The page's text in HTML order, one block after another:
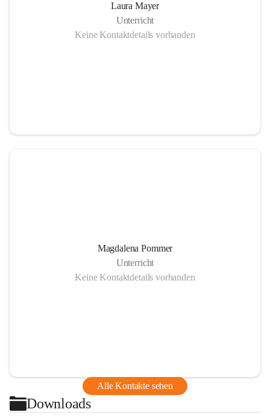
Laura Mayer
Unterricht
Keine Kontaktdetails vorhanden
Magdalena Pommer
Unterricht
Keine Kontaktdetails vorhanden
Alle Kontakte sehen
Downloads